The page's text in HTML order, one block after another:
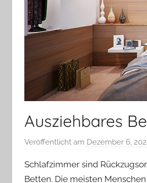
Ausziehbares
Veröffentlicht am Dezember 6,
Schlafzimmer sind
Betten. Die meisten